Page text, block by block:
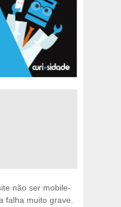
não ser mobile-
falha muito grave.